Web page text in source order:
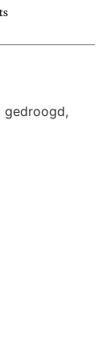
gedroogd,